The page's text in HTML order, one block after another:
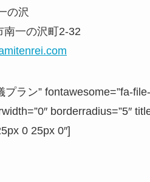
の沢
一の沢町2-32
ラン” fontawesome=”fa-
borderradius=”5″
0 25px 0″]